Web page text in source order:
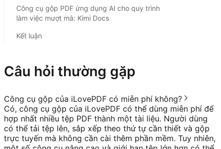
Công cụ gộp PDF ứng dụng AI cho quy trình
làm việc mượt mà: Kimi Docs
Kết luận
Câu hỏi thường gặp
Công cụ gộp của iLovePDF có miễn phí không?
Có, công cụ gộp của iLovePDF có thể dùng miễn phí để
hợp nhất nhiều tệp PDF thành một tài liệu. Người dùng
có thể tải tệp lên, sắp xếp theo thứ tự cần thiết và gộp
trực tuyến mà không cần cài thêm phần mềm. Tuy nhiên,